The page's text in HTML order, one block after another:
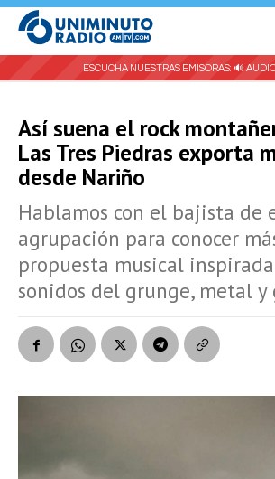
ESCUCHA NUESTRAS EMISORAS: 🔊
Así suena el rock
Las Tres Piedras exporta
desde Nariño
Hablamos con el bajista de
agrupación para conocer
propuesta musical
sonidos del grunge, metal y